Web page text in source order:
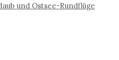
und Ostsee-Rundflüge